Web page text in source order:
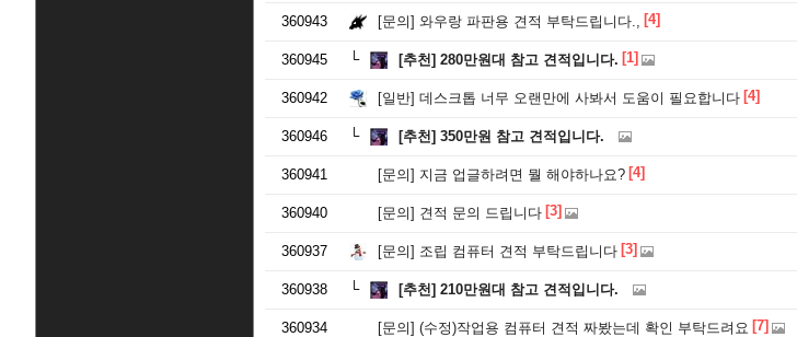
360943 [문의] 와우랑 파판용 견적 부탁드립니다., [4]
360945 [추천] 280만원대 참고 견적입니다. [1]
360942 [일반] 데스크톱 너무 오랜만에 사봐서 도움이 필요합니다 [4]
360946 [추천] 350만원 참고 견적입니다.
360941 [문의] 지금 업글하려면 뭘 해야하나요? [4]
360940 [문의] 견적 문의 드립니다 [3]
360937 [문의] 조립 컴퓨터 견적 부탁드립니다 [3]
360938 [추천] 210만원대 참고 견적입니다.
360934 [문의] (수정)작업용 컴퓨터 견적 짜봤는데 확인 부탁드려요 [7]